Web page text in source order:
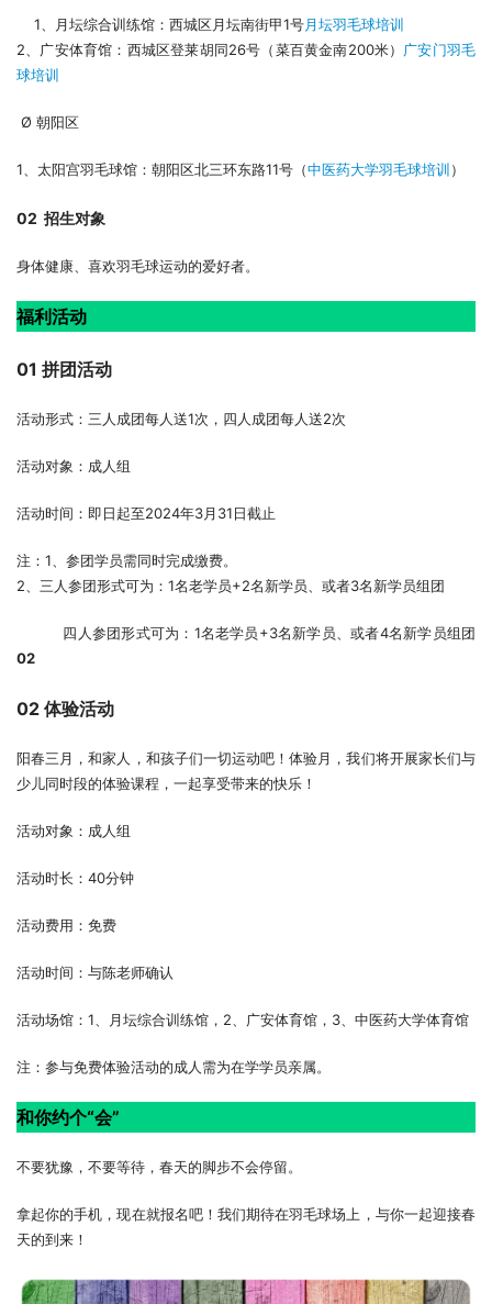
1、月坛综合训练馆：西城区月坛南街甲1号月坛羽毛球培训
2、广安体育馆：西城区登莱胡同26号（菜百黄金南200米） 广安门羽毛
球培训
Ø 朝阳区
1、太阳宫羽毛球馆：朝阳区北三环东路11号（中医药大学羽毛球培训）
02  招生对象
身体健康、喜欢羽毛球运动的爱好者。
福利活动
01 拼团活动
活动形式：三人成团每人送1次，四人成团每人送2次
活动对象：成人组
活动时间：即日起至2024年3月31日截止
注：1、参团学员需同时完成缴费。
2、三人参团形式可为：1名老学员+2名新学员、或者3名新学员组团
四人参团形式可为：1名老学员+3名新学员、或者4名新学员组团
02
02 体验活动
阳春三月，和家人，和孩子们一切运动吧！体验月，我们将开展家长们与
少儿同时段的体验课程，一起享受带来的快乐！
活动对象：成人组
活动时长：40分钟
活动费用：免费
活动时间：与陈老师确认
活动场馆：1、月坛综合训练馆，2、广安体育馆，3、中医药大学体育馆
注：参与免费体验活动的成人需为在学学员亲属。
和你约个“会”
不要犹豫，不要等待，春天的脚步不会停留。
拿起你的手机，现在就报名吧！我们期待在羽毛球场上，与你一起迎接春
天的到来！